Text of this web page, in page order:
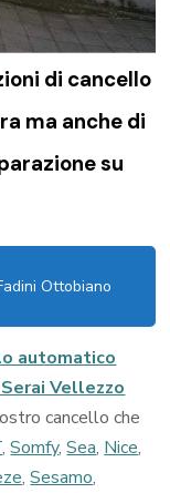
di cancello
ma anche di
su
Ottobiano
automatico
Vellezzo
cancello che
,Somfy,Sea, Nice,
,Sesamo,